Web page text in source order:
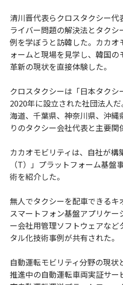
清川晋代表らクロスタクシー代
ライバー問題の解決法とタク
例を学ぼうと訪韓した。カカオ
ォームと現場を見学し、韓国の
革新の現状を直接体験した。
クロスタクシーは「日本タク
2020年に設立された社団法人
海道、千葉県、神奈川県、沖縄
りのタクシー会社代表と主要関
カカオモビリティは、自社が構
（T）」プラットフォーム基盤
術を紹介した。
無人でタクシーを配車できるキ
スマートフォン基盤アプリケ
ー会社用管理ソフトウェアな
タル化技術事例が共有された。
自動運転モビリティ分野の現状
推進中の自動運転車両実証サー